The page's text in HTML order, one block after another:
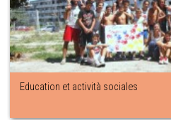
Education et actività sociales